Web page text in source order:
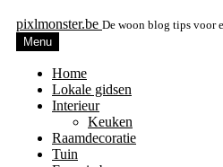
pixlmonster.be De woon blog tips voor
Menu
Home
Lokale gidsen
Interieur
Keuken
Raamdecoratie
Tuin